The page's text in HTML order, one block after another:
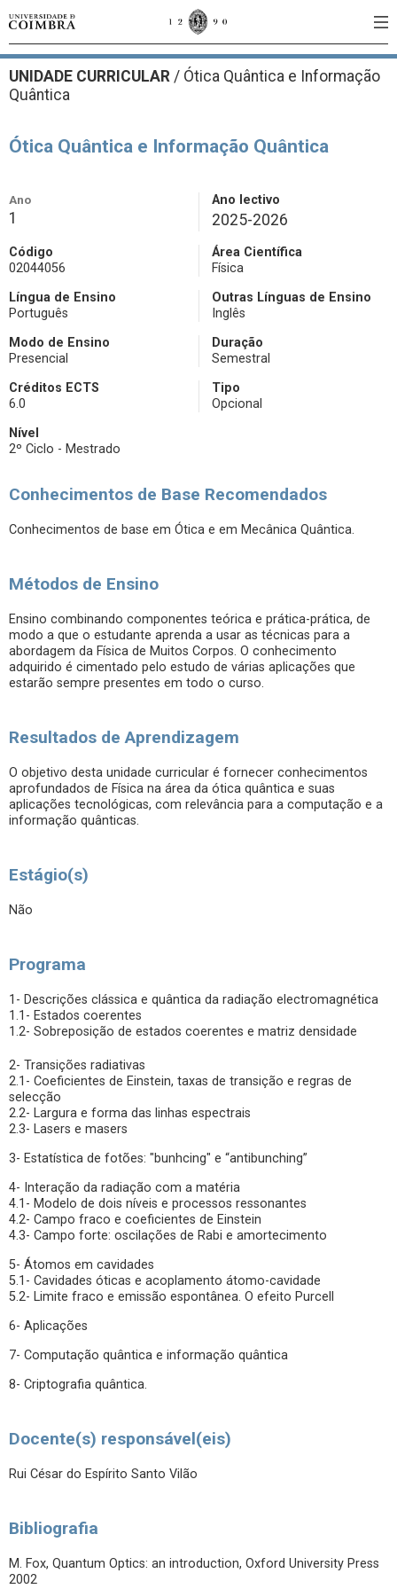
UNIDADE CURRICULAR / Ótica Quântica e Informação
Quântica
Ótica Quântica e Informação Quântica
Ano
1
Ano lectivo
2025-2026
Código
02044056
Área Científica
Física
Língua de Ensino
Português
Outras Línguas de Ensino
Inglês
Modo de Ensino
Presencial
Duração
Semestral
Créditos ECTS
6.0
Tipo
Opcional
Nível
2º Ciclo - Mestrado
Conhecimentos de Base Recomendados
Conhecimentos de base em Ótica e em Mecânica Quântica.
Métodos de Ensino
Ensino combinando componentes teórica e prática-prática, de
modo a que o estudante aprenda a usar as técnicas para a
abordagem da Física de Muitos Corpos. O conhecimento
adquirido é cimentado pelo estudo de várias aplicações que
estarão sempre presentes em todo o curso.
Resultados de Aprendizagem
O objetivo desta unidade curricular é fornecer conhecimentos
aprofundados de Física na área da ótica quântica e suas
aplicações tecnológicas, com relevância para a computação e a
informação quânticas.
Estágio(s)
Não
Programa
1- Descrições clássica e quântica da radiação electromagnética
1.1- Estados coerentes
1.2- Sobreposição de estados coerentes e matriz densidade
2- Transições radiativas
2.1- Coeficientes de Einstein, taxas de transição e regras de
selecção
2.2- Largura e forma das linhas espectrais
2.3- Lasers e masers
3- Estatística de fotões: "bunhcing" e “antibunching”
4- Interação da radiação com a matéria
4.1- Modelo de dois níveis e processos ressonantes
4.2- Campo fraco e coeficientes de Einstein
4.3- Campo forte: oscilações de Rabi e amortecimento
5- Átomos em cavidades
5.1- Cavidades óticas e acoplamento átomo-cavidade
5.2- Limite fraco e emissão espontânea. O efeito Purcell
6- Aplicações
7- Computação quântica e informação quântica
8- Criptografia quântica.
Docente(s) responsável(eis)
Rui César do Espírito Santo Vilão
Bibliografia
M. Fox, Quantum Optics: an introduction, Oxford University Press
2002